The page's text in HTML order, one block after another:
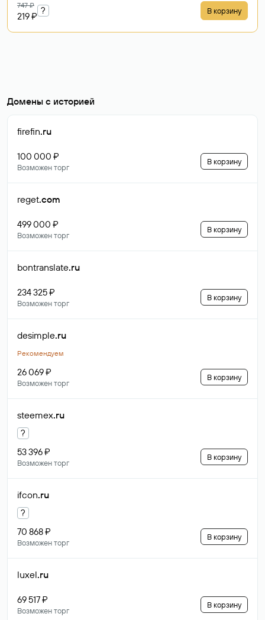
747 ₽
219 ₽
? В корзину
Домены с историей
firefin.ru
100 000 ₽
Возможен торг
В корзину
reget.com
499 000 ₽
Возможен торг
В корзину
bontranslate.ru
234 325 ₽
Возможен торг
В корзину
desimple.ru
Рекомендуем
26 069 ₽
Возможен торг
В корзину
steemex.ru
?
53 396 ₽
Возможен торг
В корзину
ifcon.ru
?
70 868 ₽
Возможен торг
В корзину
luxel.ru
69 517 ₽
Возможен торг
В корзину